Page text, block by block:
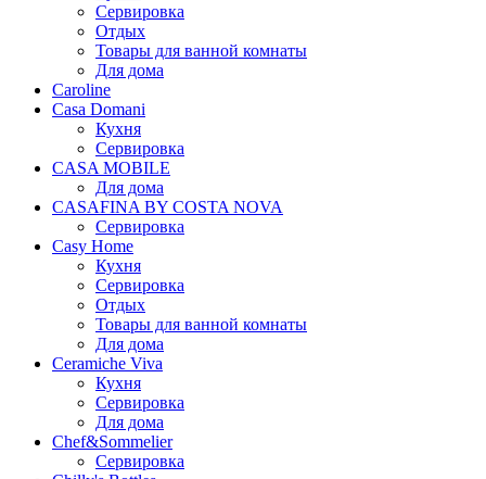
Сервировка
Отдых
Товары для ванной комнаты
Для дома
Caroline
Casa Domani
Кухня
Сервировка
CASA MOBILE
Для дома
CASAFINA BY COSTA NOVA
Сервировка
Casy Home
Кухня
Сервировка
Отдых
Товары для ванной комнаты
Для дома
Ceramiche Viva
Кухня
Сервировка
Для дома
Chef&Sommelier
Сервировка